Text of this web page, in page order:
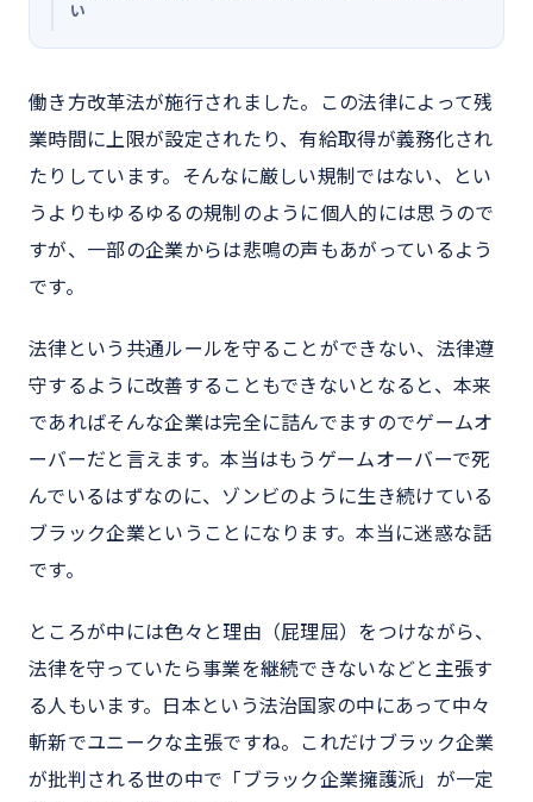
い
働き方改革法が施行されました。この法律によって残
業時間に上限が設定されたり、有給取得が義務化され
たりしています。そんなに厳しい規制ではない、とい
うよりもゆるゆるの規制のように個人的には思うので
すが、一部の企業からは悲鳴の声もあがっているよう
です。
法律という共通ルールを守ることができない、法律遵
守するように改善することもできないとなると、本来
であればそんな企業は完全に詰んでますのでゲームオ
ーバーだと言えます。本当はもうゲームオーバーで死
んでいるはずなのに、ゾンビのように生き続けている
ブラック企業ということになります。本当に迷惑な話
です。
ところが中には色々と理由（屁理屈）をつけながら、
法律を守っていたら事業を継続できないなどと主張す
る人もいます。日本という法治国家の中にあって中々
斬新でユニークな主張ですね。これだけブラック企業
が批判される世の中で「ブラック企業擁護派」が一定